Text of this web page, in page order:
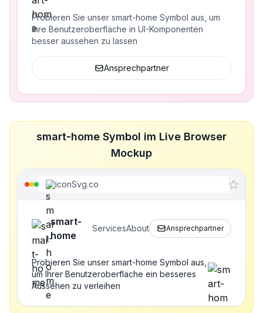
Probieren Sie unser smart-home Symbol aus, um
Ihre Benutzeroberfläche in UI-Komponenten
besser aussehen zu lassen
Ansprechpartner
smart-home Symbol im Live Browser
Mockup
iconSvg.co
smart-
home
ServicesAbout Ansprechpartner
Probieren Sie unser smart-home Symbol aus,
um Ihrer Benutzeroberfläche ein besseres
Aussehen zu verleihen